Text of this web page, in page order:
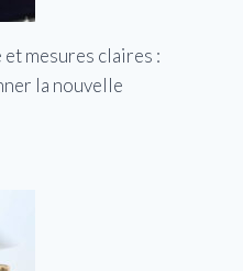
mesures claires :
la nouvelle